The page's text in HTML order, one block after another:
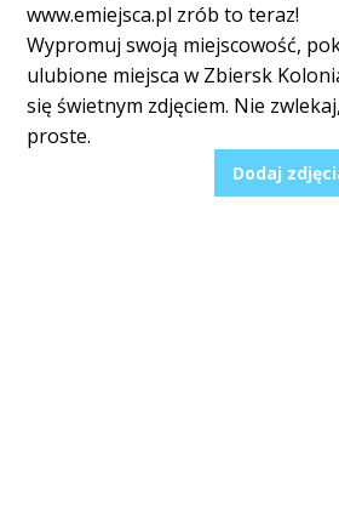
www.emiejsca.pl zrób to teraz!
Wypromuj swoją miejscowość,
ulubione miejsca w Zbiersk
się świetnym zdjęciem. Nie
proste.
Dodaj